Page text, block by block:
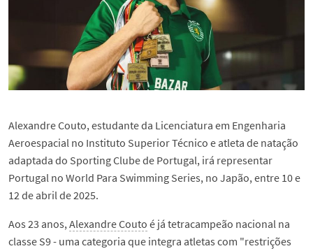
Segue o DEEC
English
Alexandre Couto, estudante da Licenciatura em Engenharia
Aeroespacial no Instituto Superior Técnico e atleta de natação
adaptada do Sporting Clube de Portugal, irá representar
Portugal no World Para Swimming Series, no Japão, entre 10 e
12 de abril de 2025.
Aos 23 anos,Alexandre Couto é já tetracampeão nacional na
classe S9 - uma categoria que integra atletas com "restrições